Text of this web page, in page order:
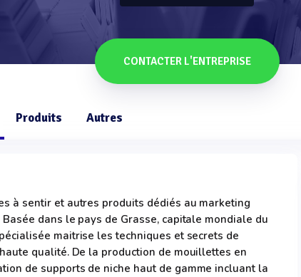
CONTACTER L'ENTREPRISE
Produits Autres
à sentir et autres produits dédiés au marketing
dans le pays de Grasse, capitale mondiale du
maitrise les techniques et secrets de
qualité. De la production de mouillettes en
de supports de niche haut de gamme incluant la